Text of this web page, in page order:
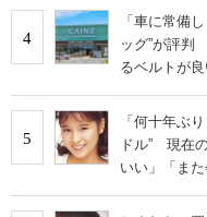
4
「車に常備
ッグ”が評判
るベルトが良
5
「何十年ぶ
ドル” 現在
いい」「また